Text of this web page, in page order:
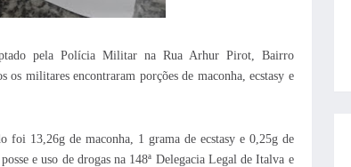
pela Polícia Militar na Rua Arhur Pirot, Bairro
militares encontraram porções de maconha, ecstasy e
foi 13,26g de maconha, 1 grama de ecstasy e 0,25g de
e uso de drogas na 148ª Delegacia Legal de Italva e